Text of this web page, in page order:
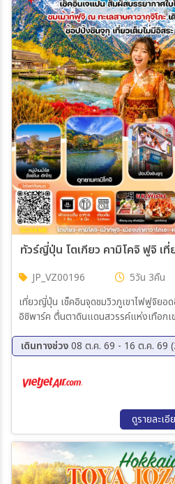
JP_VZ00196 5วัน 3คืน
เที่ยวญี่ปุ่น เช็คอินจุดชมวิวภูเขาไฟฟูจิยอด
อิชิพาร์ค ตื่นตาดินแดนสวรรค์แห่งเทือกเขาแอลป์ญี่ปุ่น คามิโคจิ เดินเล่น
อร่อยกับเมนูพิเศษ !! เซ็ตชาบู ชาบู สไตล์
ย่านช้อปปิ้งชินจูกุ พักโรงแรมออนเซ็นฟู
นาริตะ 1 คืน บินดึก - กลับเช้า (บริการอา
น้ำหนัก 20กก./ท่าน)
เดินทางช่วง08 ต.ค. 69 - 16 ต.ค. 69
ดูรายละเอี